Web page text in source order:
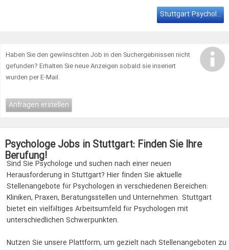
am Neckar) Einsatzorte: Steinheim an der Murr,Stuttgart-Nord,
-Ost, Ingersheim, Korntal-Münchingen, Kornwestheim, …
Stuttgart Psychologe
Haben Sie den gewünschten Job in den Suchergebnissen nicht
gefunden? Erhalten Sie neue Anzeigen sobald sie inseriert
wurden per E-Mail.
Anfragen erstellen
Psychologe Jobs in Stuttgart: Finden Sie Ihre
Berufung!
Sind Sie Psychologe und suchen nach einer neuen
Herausforderung in Stuttgart? Hier finden Sie aktuelle
Stellenangebote für Psychologen in verschiedenen Bereichen:
Kliniken, Praxen, Beratungsstellen und Unternehmen. Stuttgart
bietet ein vielfältiges Arbeitsumfeld für Psychologen mit
unterschiedlichen Schwerpunkten.
Nutzen Sie unsere Plattform, um gezielt nach Stellenangeboten zu